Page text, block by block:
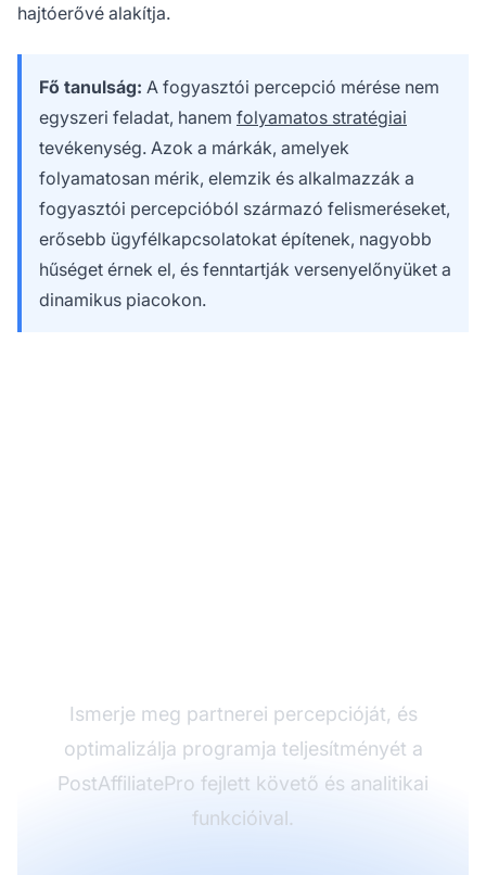
hajtóerővé alakítja.
Fő tanulság: A fogyasztói percepció mérése nem
egyszeri feladat, hanem folyamatos stratégiai
tevékenység. Azok a márkák, amelyek
folyamatosan mérik, elemzik és alkalmazzák a
fogyasztói percepcióból származó felismeréseket,
erősebb ügyfélkapcsolatokat építenek, nagyobb
hűséget érnek el, és fenntartják versenyelőnyüket a
dinamikus piacokon.
Ismerje meg partnerei percepcióját, és
optimalizálja programja teljesítményét a
PostAffiliatePro fejlett követő és analitikai
funkcióival.